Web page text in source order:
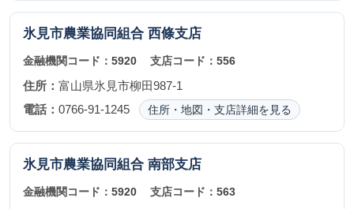
氷見市農業協同組合 西條支店
金融機関コード： 5920 支店コード：556
住所： 富山県氷見市柳田987-1
電話： 0766-91-1245 住所・地図・支店詳細を見る
氷見市農業協同組合 南部支店
金融機関コード： 5920 支店コード：563